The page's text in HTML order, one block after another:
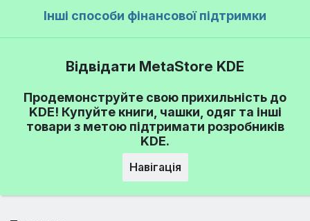
Інші способи фінансової підтримки
Відвідати MetaStore KDE
Продемонструйте свою прихильність до
KDE! Купуйте книги, чашки, одяг та інші
товари з метою підтримати розробників
KDE.
Навігація